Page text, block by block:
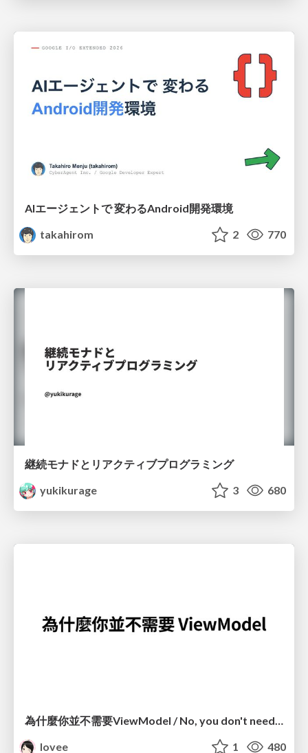
AIエージェントで 変わるAndroid開発環境
takahirom
2 770
継続モナドとリアクティブプログラミング
yukikurage
3 680
lovee
1 480